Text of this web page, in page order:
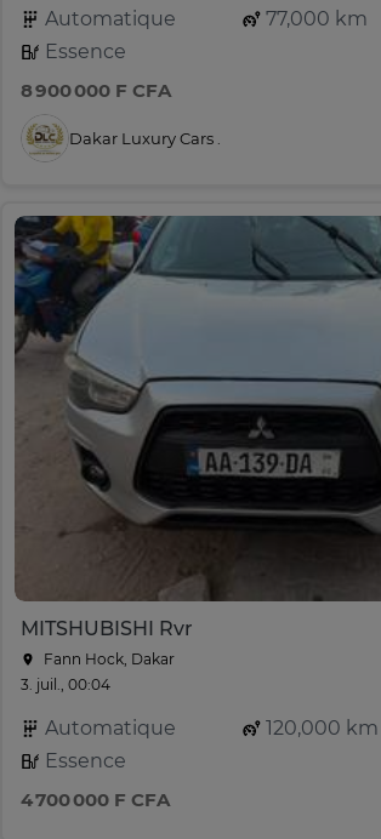
Automatique
77,000 km
Essence
8 900 000 F CFA
Dakar Luxury Cars .
MITSHUBISHI Rvr
Fann Hock, Dakar
3. juil., 00:04
Automatique
120,000 km
Essence
4 700 000 F CFA